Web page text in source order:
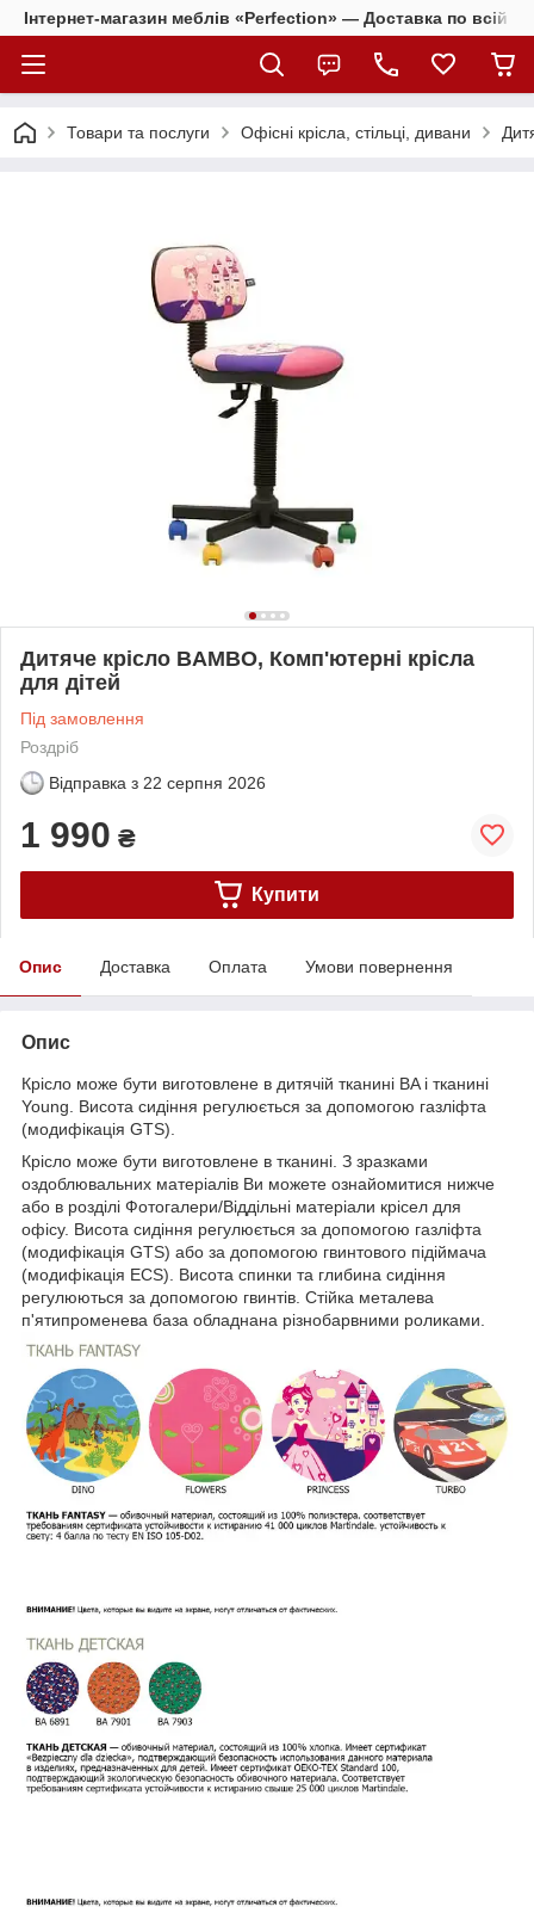
Інтернет-магазин меблів «Perfection» — Доставка по всій
Товари та послуги Офісні крісла, стільці, дивани
Дитяче крісло BAMBO, Комп'ютерні крісла
для дітей
Під замовлення
Роздріб
Відправка з 22 серпня 2026
1 990 ₴
Купити
Опис Доставка Оплата Умови повернення
Опис
Крісло може бути виготовлене в дитячій тканині BA і тканині
Young. Висота сидіння регулюється за допомогою газліфта
(модифікація GTS).
Крісло може бути виготовлене в тканині. З зразками
оздоблювальних матеріалів Ви можете ознайомитися нижче
або в розділі Фотогалери/Віддільні матеріали крісел для
офісу. Висота сидіння регулюється за допомогою газліфта
(модифікація GTS) або за допомогою гвинтового підіймача
(модифікація ECS). Висота спинки та глибина сидіння
регулюються за допомогою гвинтів. Стійка металева
п'ятипроменева база обладнана різнобарвними роликами.